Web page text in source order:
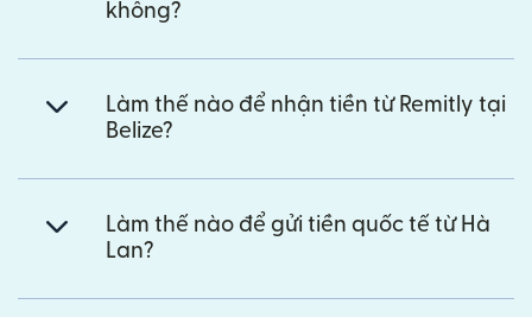
không?
Làm thế nào để nhận tiền từ Remitly tại
Belize?
Làm thế nào để gửi tiền quốc tế từ Hà
Lan?